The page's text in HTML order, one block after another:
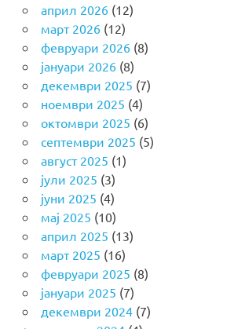
април 2026(12)
март 2026(12)
февруари 2026(8)
јануари 2026(8)
декември 2025 (7)
ноември 2025 (4)
октомври 2025 (6)
септември 2025 (5)
август 2025 (1)
јули 2025 (3)
јуни 2025 (4)
мај 2025 (10)
април 2025 (13)
март 2025 (16)
февруари 2025 (8)
јануари 2025 (7)
декември 2024(7)